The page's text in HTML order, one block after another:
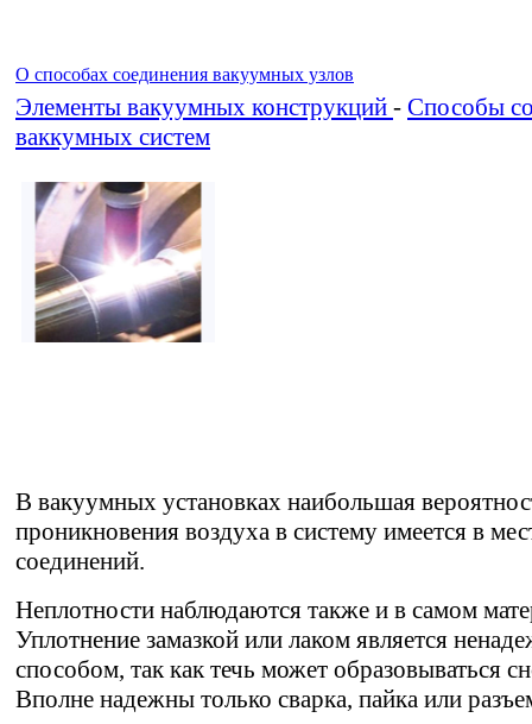
О способах соединения вакуумных узлов
Элементы вакуумных конструкций - Способы
ваккумных систем
В вакуумных установках наибольшая
проникновения воздуха в систему имеется в
соединений.
Неплотности наблюдаются также и в самом
Уплотнение замазкой или лаком является
способом, так как течь может образовываться
Вполне надежны только сварка, пайка или